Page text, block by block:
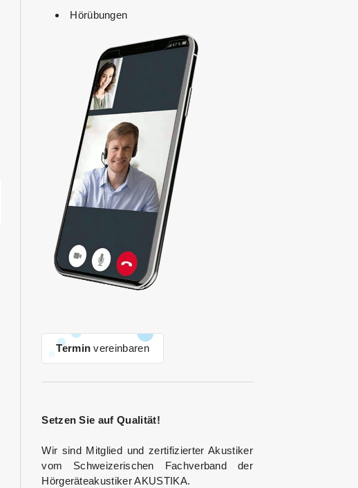
Hörübungen
Termin vereinbaren
Setzen Sie auf Qualität!
Wir sind Mitglied und zertifizierter Akustiker
vom Schweizerischen Fachverband der
Hörgeräteakustiker AKUSTIKA.